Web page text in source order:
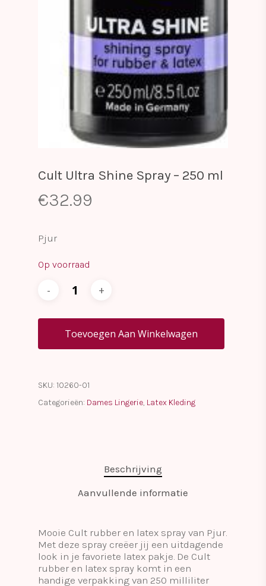
Cult Ultra Shine Spray – 250 ml
€32.99
Pjur
Op voorraad
Toevoegen Aan Winkelwagen
SKU: 10260-01
Categorieën: Dames Lingerie, Latex Kleding
Beschrijving
Aanvullende informatie
Mooie Cult rubber en latex spray van Pjur.
Met deze spray creëer jij een uitdagende
look in je favoriete latex pakje. De Cult
rubber en latex spray komt in een
handige verpakking van 250 milliliter